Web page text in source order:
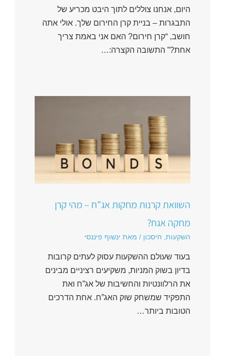
היום, אנחנו צוללים לתוך היבט מכריע של
התבגרות – בניית קרן החירום שלך. אולי אתה
חושב, “קרן חירום? האם אני באמת צריך
אחת?” התשובה הקצרה:…
השוואת קרנות מחקות אג”ח – מהי קרן
מחקה אגח?
השקעות, חיסכון / מאת ינשוף פיננסי
בעוד שעולם ההשקעות עסוק לעתים קרובות
בדיון בשוק המניות, משקיעים רציניים מבינים
את הרלוונטיות והחשיבות של אג”ח ואת
התפקיד שמשחק שוק האג”ח. אחת הדרכים
הטובות ביותר…